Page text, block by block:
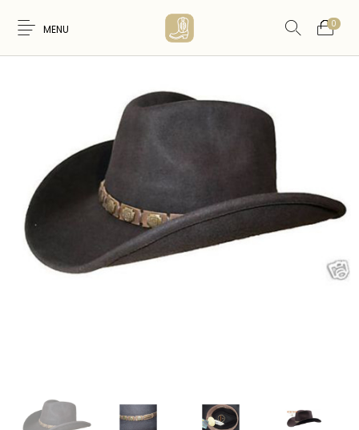
MENU 0
Nouveaux
Produits
WESTERN &
COUNTRY
ARTISANAT
AMERINDIEN
ACCESSOIRES CARTES CADEAUX